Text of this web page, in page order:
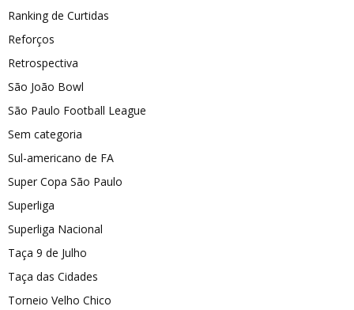
Ranking de Curtidas
Reforços
Retrospectiva
São João Bowl
São Paulo Football League
Sem categoria
Sul-americano de FA
Super Copa São Paulo
Superliga
Superliga Nacional
Taça 9 de Julho
Taça das Cidades
Torneio Velho Chico